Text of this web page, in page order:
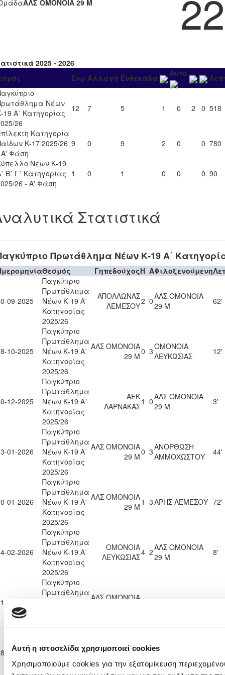
Αυτή η ιστοσελίδα χρησιμοποιεί cookies
Χρησιμοποιούμε cookies για την εξατομίκευση
ΑΛΣ ΟΜΟΝΟΙΑ 29 Μ 22
2025 - 2026
Συμ Αλλαγή Ενδεκάδα Αυτο
Νέων
19 Α΄ Κατηγορίας
26
12 7 5 1 0 2 0 518
Κατηγορία
Κ-17 2025/26
Φάση
9 0 9 2 0 0 780
Νέων Κ-19
Β΄ Γ΄ Κατηγορίας
26 - Α' Φάση
1 0 1 0 0 0 90
Στατιστικά
Πρωτάθλημα Νέων Κ-19 Α΄
Θεσμός ΓηπεδούχοςH AΦιλοξενούμενη
09-2025
Παγκύπριο
Πρωτάθλημα
Νέων Κ-19 Α΄
Κατηγορίας
2025/26
ΑΠΟΛΛΩΝΑΣ
ΛΕΜΕΣΟΥ2 0ΑΛΣ ΟΜΟΝΟΙΑ
29 Μ
62'
10-2025
Παγκύπριο
Πρωτάθλημα
Νέων Κ-19 Α΄
Κατηγορίας
2025/26
ΑΛΣ ΟΜΟΝΟΙΑ
29 Μ0 3ΟΜΟΝΟΙΑ
ΛΕΥΚΩΣΙΑΣ
12'
12-2025
Παγκύπριο
Πρωτάθλημα
Νέων Κ-19 Α΄
Κατηγορίας
2025/26
ΑΕΚ
ΛΑΡΝΑΚΑΣ1 0ΑΛΣ ΟΜΟΝΟΙΑ
29 Μ
3'
01-2026
Παγκύπριο
Πρωτάθλημα
Νέων Κ-19 Α΄
Κατηγορίας
2025/26
ΑΛΣ ΟΜΟΝΟΙΑ
29 Μ0 3ΑΝΟΡΘΩΣΗ
ΑΜΜΟΧΩΣΤΟΥ
44'
01-2026
Παγκύπριο
Πρωτάθλημα
Νέων Κ-19 Α΄
Κατηγορίας
2025/26
ΑΛΣ ΟΜΟΝΟΙΑ
29 Μ 1 3ΑΡΗΣ ΛΕΜΕΣΟΥ 72'
02-2026
Παγκύπριο
Πρωτάθλημα
Νέων Κ-19 Α΄
Κατηγορίας
2025/26
ΟΜΟΝΟΙΑ
ΛΕΥΚΩΣΙΑΣ4 2ΑΛΣ ΟΜΟΝΟΙΑ
29 Μ
8'
02-2026
Παγκύπριο
Πρωτάθλημα ΑΛΣ ΟΜΟΝΟΙΑ
02-2026
Πρωτάθλημα
Νέων Κ-19 Α΄
Κατηγορίας
2025/26
ΝΕΑ
ΣΑΛΑΜΙΝΑ
ΑΜΜΟΧΩΣΤΟΥ
1 1ΑΛΣ ΟΜΟΝΟΙΑ